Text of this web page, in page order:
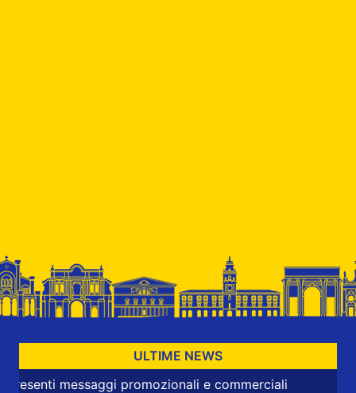
ULTIME NEWS
promozionali e commerciali